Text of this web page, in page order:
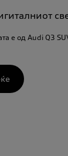
е од Audi Q3